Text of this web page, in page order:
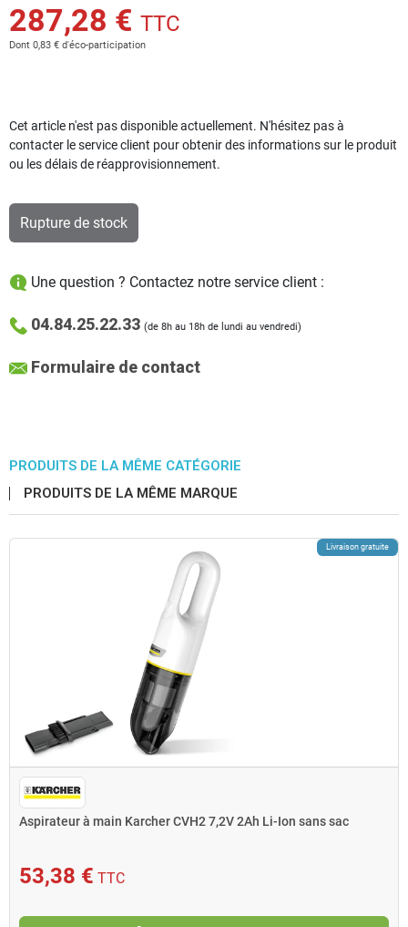
287,28 € TTC
Dont 0,83 € d'éco-participation
Cet article n'est pas disponible actuellement. N'hésitez pas à
contacter le service client pour obtenir des informations sur le produit
ou les délais de réapprovisionnement.
Rupture de stock
Une question ? Contactez notre service client :
04.84.25.22.33 (de 8h au 18h de lundi au vendredi)
Formulaire de contact
PRODUITS DE LA MÊME CATÉGORIE
PRODUITS DE LA MÊME MARQUE
Livraison gratuite
Aspirateur à main Karcher CVH2 7,2V 2Ah Li-Ion sans sac
53,38 € TTC